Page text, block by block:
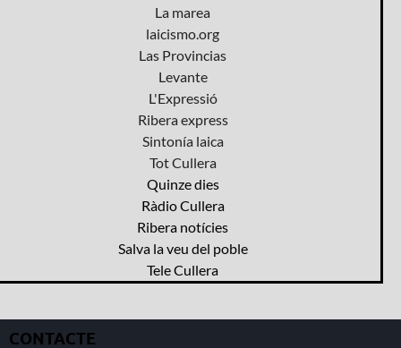
La marea
laicismo.org
Las Provincias
Levante
L'Expressió
Ribera express
Sintonía laica
Tot Cullera
Quinze dies
Ràdio Cullera
Ribera notícies
Salva la veu del poble
Tele Cullera
CONTACTE